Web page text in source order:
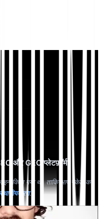
और GEO प्लेटफ़ॉर्म
किया गया था, ताकि आप स्केल कर
स्थानीयकरण."